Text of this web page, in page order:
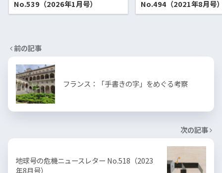
No.539（2026年1月号）
No.494（2021年8月号
前の記事
フランス：「手書きの字」をめぐる考察
次の記事
地球号の危機ニュースレター No.518（2023
年8月号）